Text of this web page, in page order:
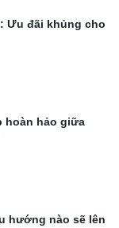
Ưu đãi khủng cho
hoàn hảo giữa
hướng nào sẽ lên